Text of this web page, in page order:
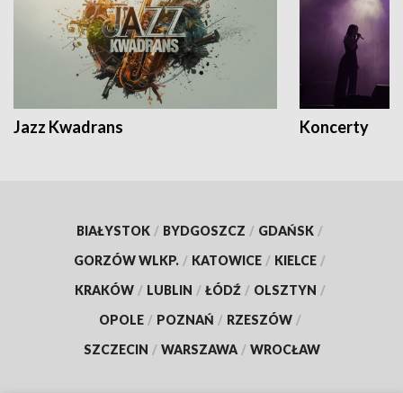
Jazz Kwadrans Koncerty
BIAŁYSTOK / BYDGOSZCZ / GDAŃSK /
GORZÓW WLKP. / KATOWICE / KIELCE /
KRAKÓW / LUBLIN / ŁÓDŹ / OLSZTYN /
OPOLE / POZNAŃ / RZESZÓW /
SZCZECIN / WARSZAWA / WROCŁAW